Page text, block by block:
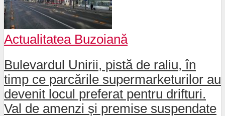
Actualitatea Buzoiană
Bulevardul Unirii, pistă de raliu, în
timp ce parcările supermarketurilor au
devenit locul preferat pentru drifturi.
Val de amenzi și premise suspendate